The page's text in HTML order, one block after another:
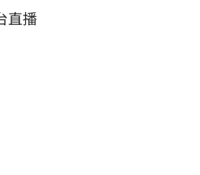
直播